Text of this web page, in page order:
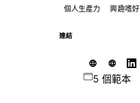
個人生產力 興趣嗜好
連結
5 個範本